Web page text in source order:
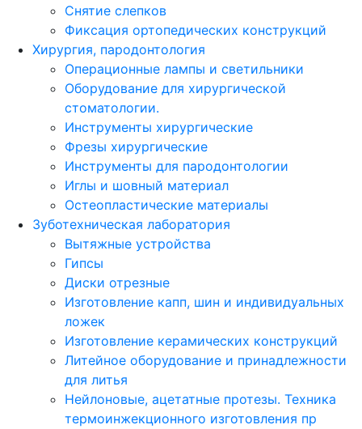
Снятие слепков
Фиксация ортопедических конструкций
Хирургия, пародонтология
Операционные лампы и светильники
Оборудование для хирургической
стоматологии.
Инструменты хирургические
Фрезы хирургические
Инструменты для пародонтологии
Иглы и шовный материал
Остеопластические материалы
Зуботехническая лаборатория
Вытяжные устройства
Гипсы
Диски отрезные
Изготовление капп, шин и индивидуальных
ложек
Изготовление керамических конструкций
Литейное оборудование и принадлежности
для литья
Нейлоновые, ацетатные протезы. Техника
термоинжекционного изготовления пр